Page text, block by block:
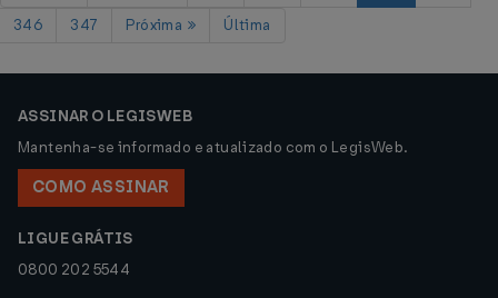
346
347 Próxima Última
ASSINAR O LEGISWEB
Mantenha-se informado e atualizado com o LegisWeb.
COMO ASSINAR
LIGUE GRÁTIS
0800 202 5544